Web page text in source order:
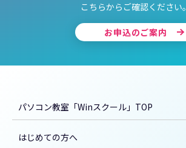
こちらからご確認ください。
お申込のご案内
パソコン教室「Winスクール」TOP
はじめての方へ